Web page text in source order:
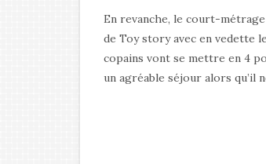
En revanche, le court-
de Toy story avec en vedette
copains vont se mettre en 4
un agréable séjour alors qu’il